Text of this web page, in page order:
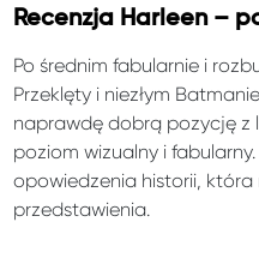
Recenzja Harleen –
Po średnim fabularnie i
Przeklęty i niezłym
naprawdę dobrą pozycję z
poziom wizualny i
opowiedzenia historii, która
przedstawienia.